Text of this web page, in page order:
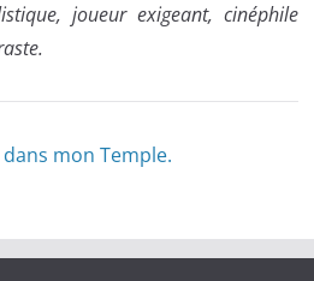
joueur exigeant, cinéphile
mon Temple.